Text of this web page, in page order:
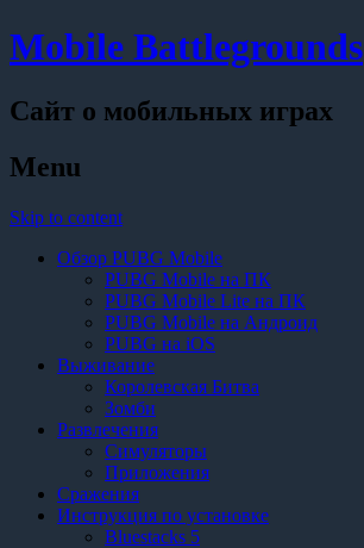
Mobile Battlegrounds
Сайт о мобильных играх
Menu
Skip to content
Обзор PUBG Mobile
PUBG Mobile на ПК
PUBG Mobile Lite на ПК
PUBG Mobile на Андроид
PUBG на iOS
Выживание
Королевская Битва
Зомби
Развлечения
Симуляторы
Приложения
Сражения
Инструкция по установке
Bluestacks 5